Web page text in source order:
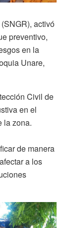
activó
preventivo,
en la
Unare,
Civil de
en el
la zona.
de manera
a los